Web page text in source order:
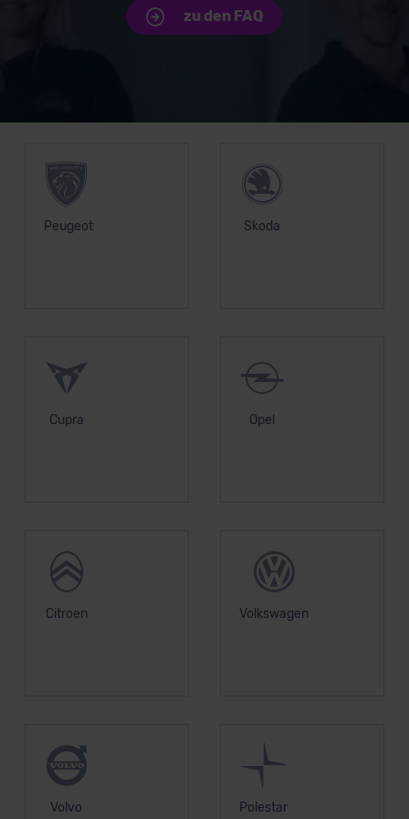
lassen. Soweit eine Übermittlung in ein Land außerhalb
der EU erfolgt, erfolgt dies ausschließlich auf der
DSGVO) oder wenn Sie hierzu Ihre Einwilligung freiwillig
Datenschutzklauseln können Sie über den Kontakt zu
unserem Datenschutzbeauftragten unter
zu den FAQ
Peugeot Skoda
Cupra Opel
Citroen Volkswagen
Volvo Polestar